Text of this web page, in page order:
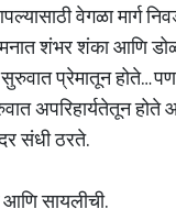
वेगळा मार्ग
मनात शंभर शंका आणि
सुरुवात प्रेमातून होते…
अपरिहार्यतेतून होते
संधी ठरते.
सायलीची.